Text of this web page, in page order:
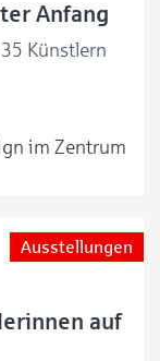
Anfang
Künstlern
im Zentrum
Ausstellungen
auf